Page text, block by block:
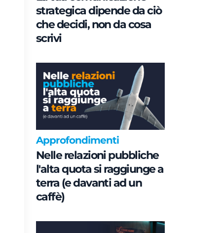
strategica dipende da ciò
che decidi, non da cosa
scrivi
Approfondimenti
Nelle relazioni pubbliche
l'alta quota si raggiunge a
terra (e davanti ad un
caffè)